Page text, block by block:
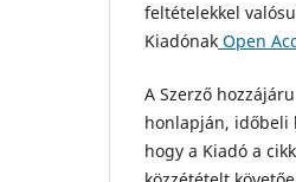
feltételekkel
Kiadónak Open
A Szerző
honlapján, időbeli
hogy a Kiadó a